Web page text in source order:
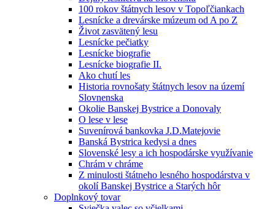
100 rokov štátnych lesov v Topoľčiankach
Lesnícke a drevárske múzeum od A po Z
Život zasvätený lesu
Lesnícke pečiatky
Lesnícke biografie
Lesnícke biografie II.
Ako chutí les
Historia rovnošaty štátnych lesov na území
Slovnenska
Okolie Banskej Bystrice a Donovaly
O lese v lese
Suvenírová bankovka J.D.Matejovie
Banská Bystrica kedysi a dnes
Slovenské lesy a ich hospodárske využívanie
Chrám v chráme
Z minulosti štátneho lesného hospodárstva v
okolí Banskej Bystrice a Starých hôr
Doplnkový tovar